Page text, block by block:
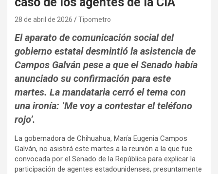
28 de abril de 2026 Tipometro
El aparato de comunicación social del
gobierno estatal desmintió la asistencia de
Campos Galván pese a que el Senado había
anunciado su confirmación para este
martes. La mandataria cerró el tema con
una ironía: ‘Me voy a contestar el teléfono
rojo’.
La gobernadora de Chihuahua, María Eugenia Campos
Galván, no asistirá este martes a la reunión a la que fue
convocada por el Senado de la República para explicar la
participación de agentes estadounidenses, presuntamente